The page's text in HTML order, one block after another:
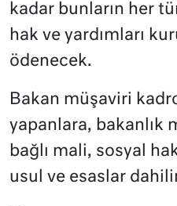
kadar bunların her
hak ve yardımları
ödenecek.
Bakan müşaviri
yapanlara, bakanlık
bağlı mali, sosyal
usul ve esaslar